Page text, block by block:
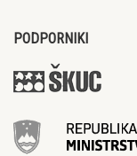
PODPORNIKI